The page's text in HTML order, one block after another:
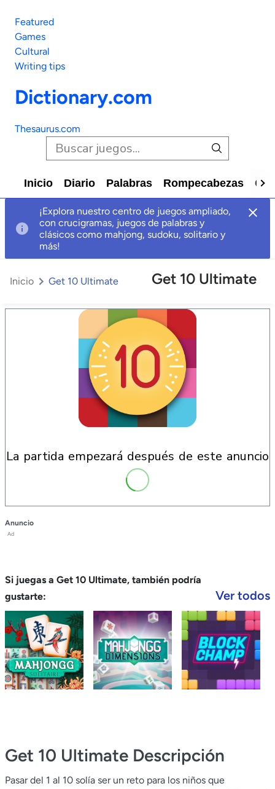
Featured
Games
Cultural
Writing tips
Dictionary.com
Thesaurus.com
Inicio Diario Palabras Rompecabezas
¡Explora nuestro centro de juegos ampliado,
con crucigramas, juegos de palabras y
clásicos como mahjong, sudoku, solitario y
más!
Get 10 Ultimate
Inicio Get 10 Ultimate
la partida empezará después de este anuncio
Anuncio
Ad
Si juegas a Get 10 Ultimate, también podría
gustarte:
Ver todos
Get 10 Ultimate Descripción
Pasar del 1 al 10 solía ser un reto para los niños que